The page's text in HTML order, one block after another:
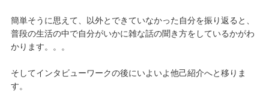
簡単そうに思えて、以外とできていなかった自分を振り返ると、
普段の生活の中で自分がいかに雑な話の聞き方をしているかがわ
かります。。。
そしてインタビューワークの後にいよいよ他己紹介へと移りま
す。